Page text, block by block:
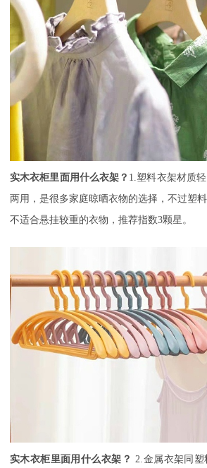
实木衣柜里面用什么衣架？ 1.塑料衣架材质
两用，是很多家庭晾晒衣物的选择，不过塑
不适合悬挂较重的衣物，推荐指数3颗星。
实木衣柜里面用什么衣架？ 2.金属衣架同塑